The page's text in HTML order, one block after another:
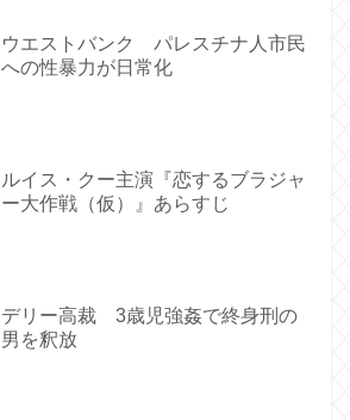
ウエストバンク パレスチナ人市民
への性暴力が日常化
ルイス・クー主演『恋するブラジャ
ー大作戦（仮）』あらすじ
デリー高裁 3歳児強姦で終身刑の
男を釈放